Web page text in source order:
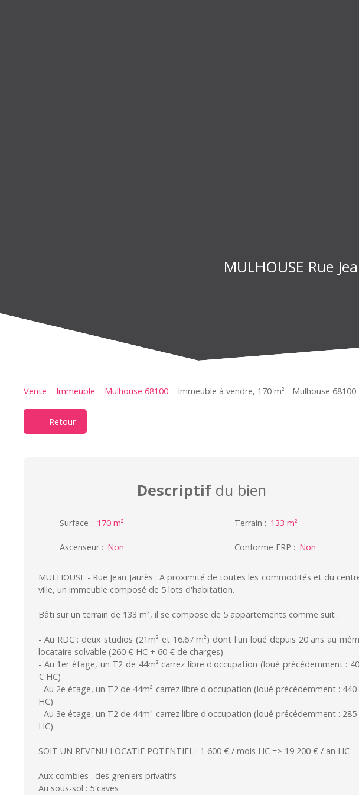
MULHOUSE Rue
Vente Immeuble Mulhouse 68100 Immeuble à vendre, 170 m² - Mulhouse 68100
Retour
Descriptifdu bien
Surface : 170 m² Terrain : 133 m²
Ascenseur: Non Conforme ERP : Non
MULHOUSE - Rue Jean Jaurès : A proximité de toutes les commodités et du
ville, un immeuble composé de 5 lots d'habitation.
Bâti sur un terrain de 133 m², il se compose de 5 appartements comme suit :
- Au RDC : deux studios (21m² et 16.67 m²) dont l'un loué depuis 20 ans au
locataire solvable (260 € HC + 60 € de charges)
- Au 1er étage, un T2 de 44m² carrez libre d'occupation (loué précédemment :
€ HC)
- Au 2e étage, un T2 de 44m² carrez libre d'occupation (loué précédemment : 440
HC)
- Au 3e étage, un T2 de 44m² carrez libre d'occupation (loué précédemment : 285
HC)
SOIT UN REVENU LOCATIF POTENTIEL : 1 600 € / mois HC => 19 200 € / an HC
Aux combles : des greniers privatifs
Au sous-sol : 5 caves